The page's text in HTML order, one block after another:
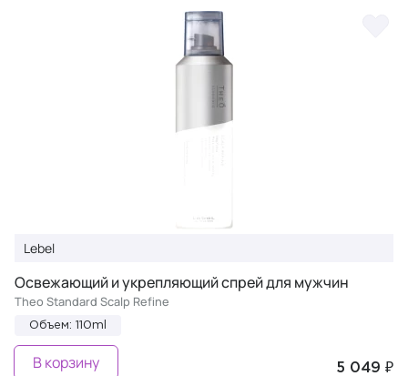
Lebel
Освежающий и укрепляющий спрей для мужчин
Theo Standard Scalp Refine
Объем: 110ml
5 049 ₽
В корзину